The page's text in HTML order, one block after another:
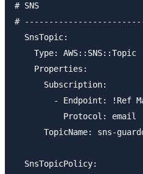
# SNS
#
  SnsTopic:
    Type: AWS::SNS::Topic
    Properties:
      Subscription:
- Endpoint: !Ref
          Protocol: email
TopicName: sns-
  SnsTopicPolicy: